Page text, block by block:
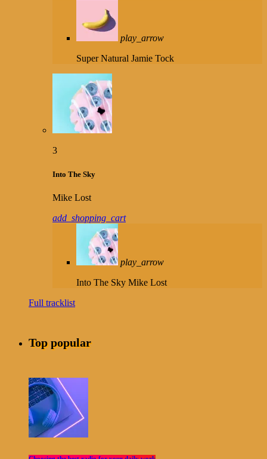
play_arrow
Super Natural Jamie Tock
3
Into The Sky
Mike Lost
add_shopping_cart
play_arrow
Into The Sky Mike Lost
Full tracklist
Top popular